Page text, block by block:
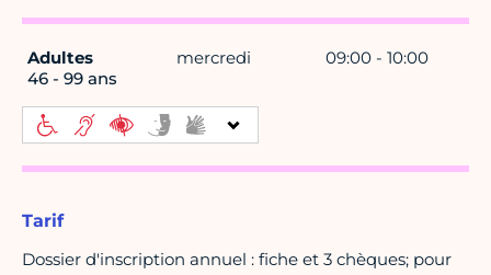
Adultes
46 - 99 ans
mercredi 09:00 - 10:00
Tarif
Dossier d'inscription annuel : fiche et 3 chèques; pour